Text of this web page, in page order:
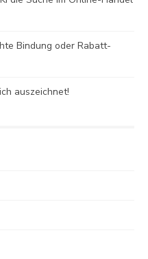
Bindung oder Rabatt-
auszeichnet!